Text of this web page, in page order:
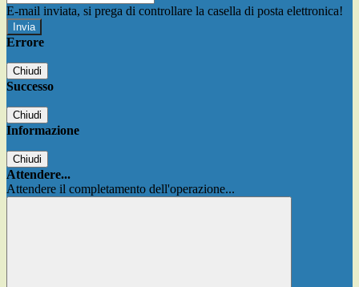
E-mail inviata, si prega di controllare la casella di posta elettronica!
Errore
Chiudi
Successo
Chiudi
Informazione
Chiudi
Attendere...
Attendere il completamento dell'operazione...